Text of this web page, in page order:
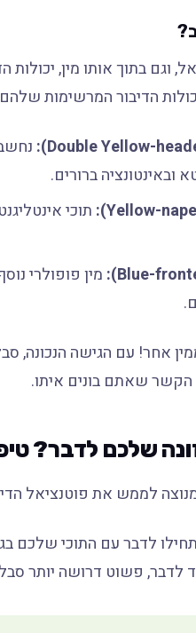
וגם בתוך אותו מין,
הדיבור המרשימות
ברורים.
תוכי
מין פופולרי
אחר! עם הגישה הנכונה,
שאתם בונים איתו.
שלכם לדבר?
לממש את פוטנציאל
לדבר עם התוכי שלכם
לדבר, פשוט דרושה יותר